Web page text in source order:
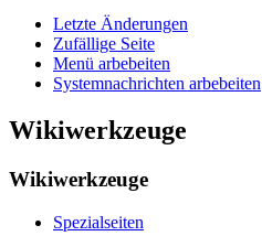
Letzte Änderungen
Zufällige Seite
Menü arbebeiten
Systemnachrichten arbebeiten
Wikiwerkzeuge
Wikiwerkzeuge
Spezialseiten